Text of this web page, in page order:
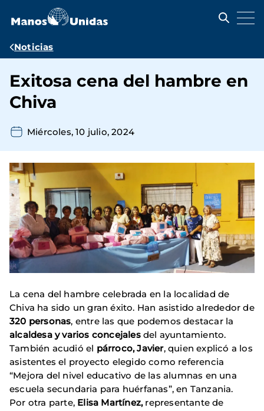
contenido
Ruta
navegación
Noticias
Exitosa cena del hambre en
Chiva
Miércoles, 10 julio, 2024
La cena del hambre celebrada en la localidad de
Chiva ha sido un gran éxito. Han asistido alrededor de
320 personas, entre las que podemos destacar la
alcaldesa y varios concejales del ayuntamiento.
También acudió el párroco, Javier, quien explicó a los
asistentes el proyecto elegido como referencia
“Mejora del nivel educativo de las alumnas en una
escuela secundaria para huérfanas”, en Tanzania.
Por otra parte, Elisa Martínez,representante de